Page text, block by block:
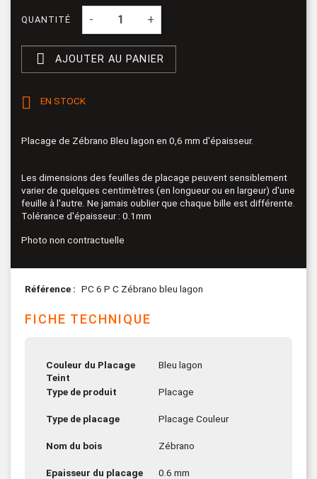
QUANTITÉ - +
 AJOUTER AU PANIER
 EN STOCK
Placage de Zébrano Bleu lagon en 0,6 mm d'épaisseur.
Les dimensions des feuilles de placage peuvent sensiblement
varier de quelques centimètres (en longueur ou en largeur) d'une
feuille à l'autre. Ne jamais oublier que chaque bille est différente.
Tolérance d'épaisseur : 0.1mm
Photo non contractuelle
Référence PC 6 P C Zébrano bleu lagon
FICHE TECHNIQUE
Couleur du Placage
Teint
Bleu lagon
Type de produit Placage
Type de placage Placage Couleur
Nom du bois Zébrano
Epaisseur du placage 0.6 mm